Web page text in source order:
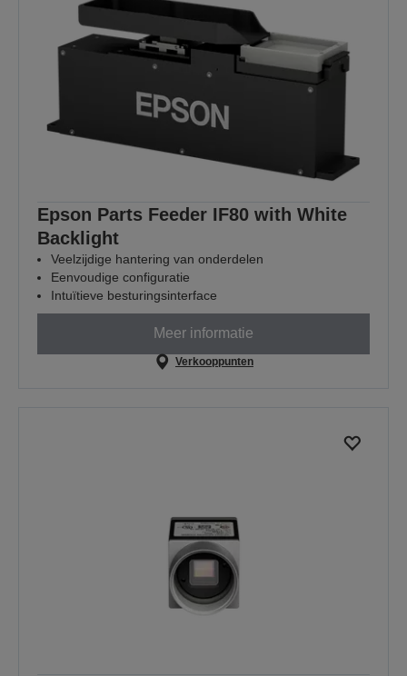
Epson Parts Feeder IF80 with White
Backlight
Veelzijdige hantering van onderdelen
Eenvoudige configuratie
Intuïtieve besturingsinterface
Meer informatie
Verkooppunten